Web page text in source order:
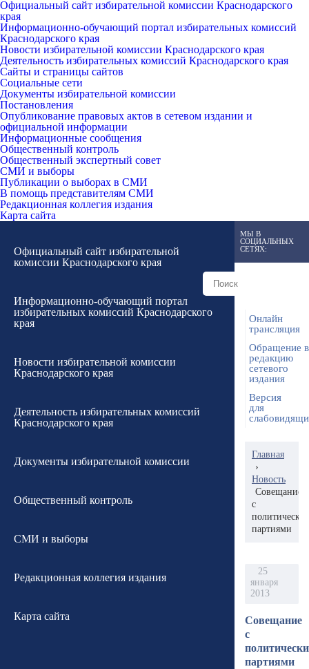
Официальный сайт избирательной комиссии Краснодарского
края
Информационно-обучающий портал избирательных комиссий
Краснодарского края
Новости избирательной комиссии Краснодарского края
Деятельность избирательных комиссий Краснодарского края
Сайты и страницы сайтов
Социальные сети
Документы избирательной комиссии
Постановления
Опубликование правовых актов в сетевом издании и
официальной информации
Информационные сообщения
Общественный контроль
Общественный экспертный совет
СМИ и выборы
Публикации о выборах в СМИ
В помощь представителям СМИ
Редакционная коллегия издания
Карта сайта
Официальный сайт избирательной
комиссии Краснодарского края
Информационно-обучающий портал
избирательных комиссий Краснодарского
края
Новости избирательной комиссии
Краснодарского края
Деятельность избирательных комиссий
Краснодарского края
Документы избирательной комиссии
Общественный контроль
СМИ и выборы
Редакционная коллегия издания
Карта сайта
МЫ В
СОЦИАЛЬНЫХ
СЕТЯХ:
Онлайн
трансляция
Обращение в
редакцию
сетевого
издания
Версия
для
Главная
›
Новость
Совещание
с
партиями
25
января
2013
Совещание
с
партиями